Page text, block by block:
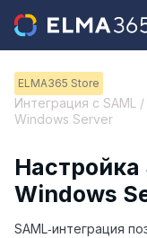
ELMA365 Store
Интеграция с SAML
Windows Server
Настройка
Windows
SAML‑интеграция